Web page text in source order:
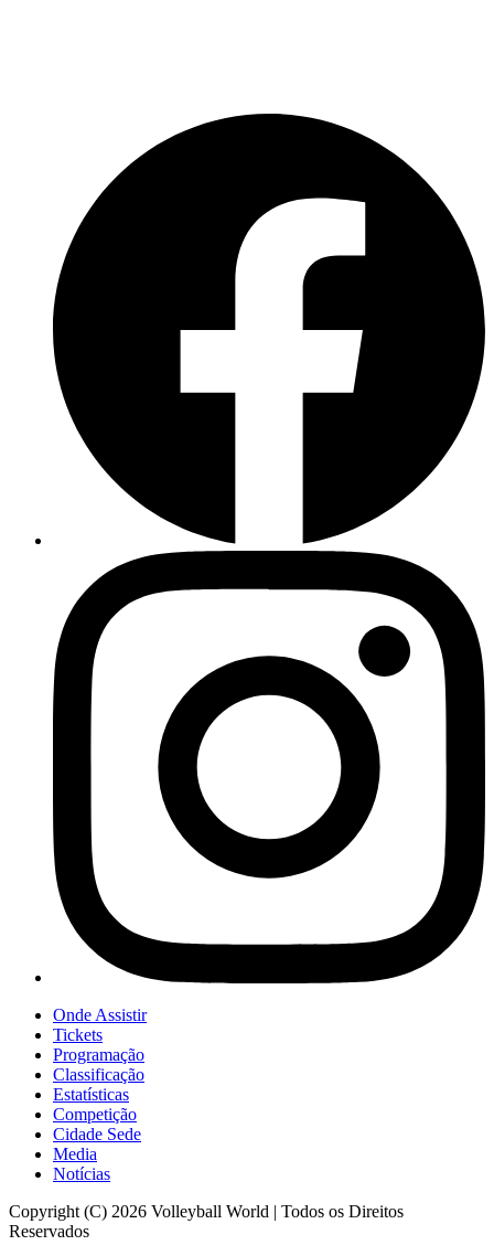
Onde Assistir
Tickets
Programação
Classificação
Estatísticas
Competição
Cidade Sede
Media
Notícias
Copyright (C) 2026 Volleyball World | Todos os Direitos
Reservados